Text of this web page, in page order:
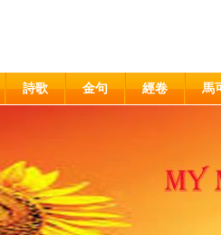
詩歌 金句 經卷 馬